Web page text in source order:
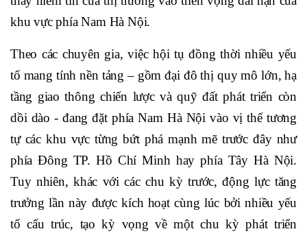
khu vực phía Nam Hà Nội.
Theo các chuyên gia, việc hội tụ đồng thời nhiều yếu
tố mang tính nền tảng – gồm đại đô thị quy mô lớn, hạ
tầng giao thông chiến lược và quỹ đất phát triển còn
dồi dào - đang đặt phía Nam Hà Nội vào vị thế tương
tự các khu vực từng bứt phá mạnh mẽ trước đây như
phía Đông TP. Hồ Chí Minh hay phía Tây Hà Nội.
Tuy nhiên, khác với các chu kỳ trước, động lực tăng
trưởng lần này được kích hoạt cùng lúc bởi nhiều yếu
tố cấu trúc, tạo kỳ vọng về một chu kỳ phát triển